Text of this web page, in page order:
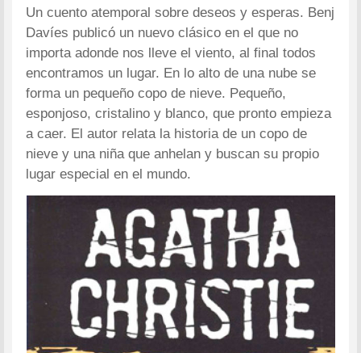
Un cuento atemporal sobre deseos y esperas. Benj
Davíes publicó un nuevo clásico en el que no
importa adonde nos lleve el viento, al final todos
encontramos un lugar. En lo alto de una nube se
forma un pequeño copo de nieve. Pequeño,
esponjoso, cristalino y blanco, que pronto empieza
a caer. El autor relata la historia de un copo de
nieve y una niña que anhelan y buscan su propio
lugar especial en el mundo.